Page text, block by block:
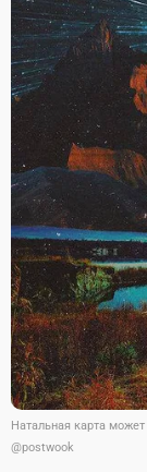
Натальная карта
@postwook